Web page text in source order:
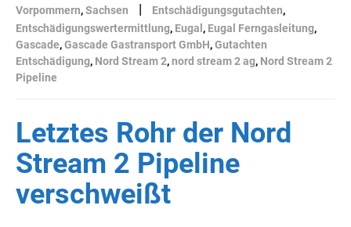
Vorpommern,Sachsen | Entschädigungsgutachten,
Entschädigungswertermittlung, Eugal , Eugal Ferngasleitung,
Gascade,Gascade Gastransport GmbH,Gutachten
Entschädigung, Nord Stream 2,nord stream 2 ag, Nord Stream 2
Pipeline
Letztes Rohr der Nord
Stream 2 Pipeline
verschweißt